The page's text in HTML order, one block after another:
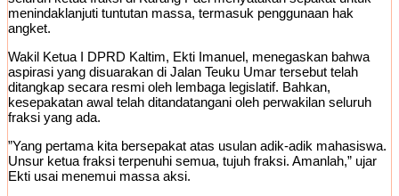
menindaklanjuti tuntutan massa, termasuk penggunaan hak
angket.
​Wakil Ketua I DPRD Kaltim, Ekti Imanuel, menegaskan bahwa
aspirasi yang disuarakan di Jalan Teuku Umar tersebut telah
ditangkap secara resmi oleh lembaga legislatif. Bahkan,
kesepakatan awal telah ditandatangani oleh perwakilan seluruh
fraksi yang ada.
​”Yang pertama kita bersepakat atas usulan adik-adik mahasiswa.
Unsur ketua fraksi terpenuhi semua, tujuh fraksi. Amanlah,” ujar
Ekti usai menemui massa aksi.